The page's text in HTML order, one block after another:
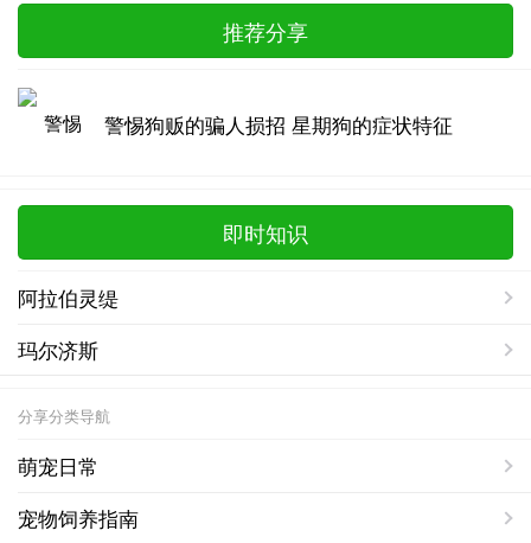
推荐分享
警惕狗贩的骗人损招 星期狗的症状特征
即时知识
阿拉伯灵缇
玛尔济斯
分享分类导航
萌宠日常
宠物饲养指南